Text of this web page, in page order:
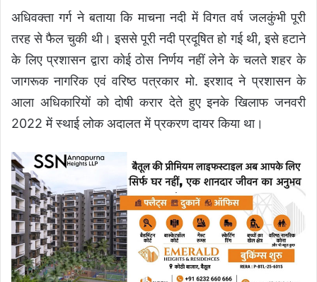
अधिवक्ता गर्ग ने बताया कि माचना नदी में विगत वर्ष जलकुंभी पूरी
तरह से फैल चुकी थी। इससे पूरी नदी प्रदूषित हो गई थी, इसे हटाने
के लिए प्रशासन द्वारा कोई ठोस निर्णय नहीं लेने के चलते शहर के
जागरूक नागरिक एवं वरिष्ठ पत्रकार मो. इरशाद ने प्रशासन के
आला अधिकारियों को दोषी करार देते हुए इनके खिलाफ जनवरी
2022 में स्थाई लोक अदालत में प्रकरण दायर किया था।